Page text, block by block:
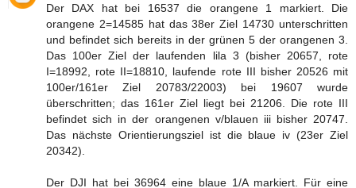
Der DAX hat bei 16537 die orangene 1 markiert. Die
orangene 2=14585 hat das 38er Ziel 14730 unterschritten
und befindet sich bereits in der grünen 5 der orangenen 3.
Das 100er Ziel der laufenden lila 3 (bisher 20657, rote
I=18992, rote II=18810, laufende rote III bisher 20526 mit
100er/161er Ziel 20783/22003) bei 19607 wurde
überschritten; das 161er Ziel liegt bei 21206. Die rote III
befindet sich in der orangenen v/blauen iii bisher 20747.
Das nächste Orientierungsziel ist die blaue iv (23er Ziel
20342).
Der DJI hat bei 36964 eine blaue 1/A markiert. Für eine